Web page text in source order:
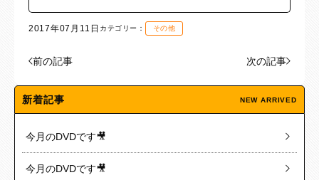
2017年07月11日 カテゴリー： その他
前の記事 次の記事
新着記事 NEW ARRIVED
今月のDVDです🎥
今月のDVDです🎥